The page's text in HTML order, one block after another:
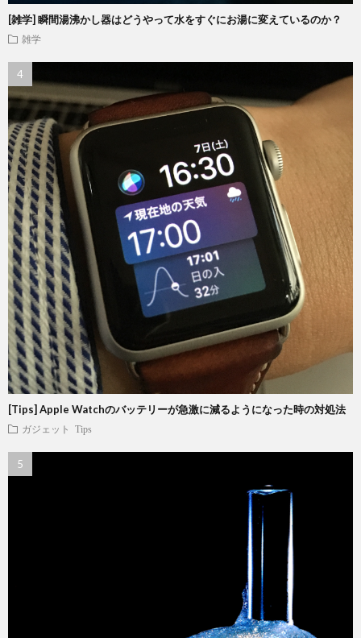
[雑学] 瞬間湯沸かし器はどうやって水をすぐにお湯に変えているのか？
雑学
[Tips] Apple Watchのバッテリーが急激に減るようになった時の対処法
ガジェット Tips